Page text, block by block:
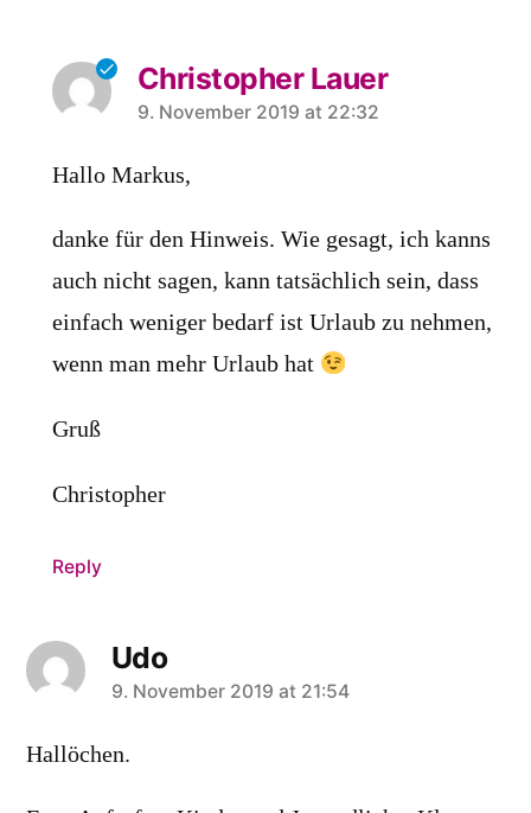
Christopher Lauer
says:
9. November 2019 at 22:32
Hallo Markus,
danke für den Hinweis. Wie gesagt, ich kanns
auch nicht sagen, kann tatsächlich sein, dass
einfach weniger bedarf ist Urlaub zu nehmen,
wenn man mehr Urlaub hat
Gruß
Christopher
Reply
Udo
says:
9. November 2019 at 21:54
Hallöchen.